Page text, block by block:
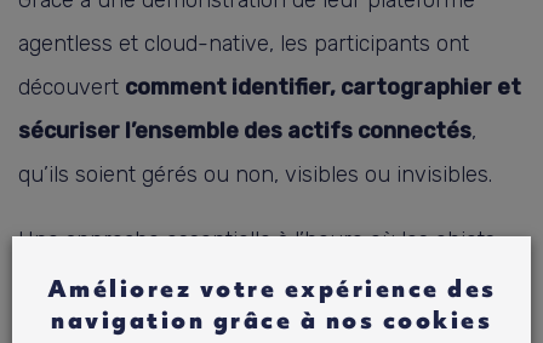
agentless et cloud-native, les participants ont
découvert comment identifier, cartographier et
sécuriser l’ensemble des actifs connectés,
qu’ils soient gérés ou non, visibles ou invisibles.
Une approche essentielle à l’heure où les objets
connectés prolifèrent dans les chaînes de
production, les réseaux logistiques ou les
Améliorez votre expérience des
navigation grâce à nos cookies